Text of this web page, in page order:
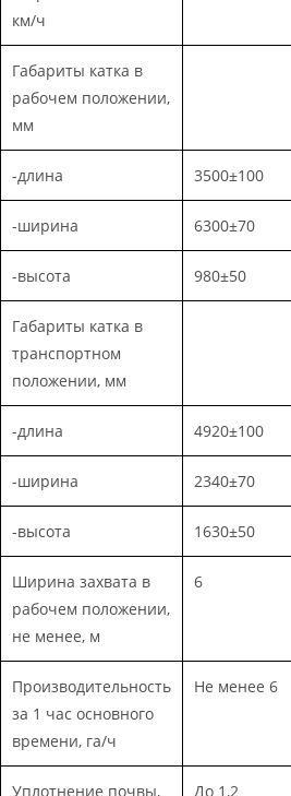
км/ч
Габариты катка в
рабочем положении,
мм
-длина 3500±100
-ширина 6300±70
-высота 980±50
Габариты катка в
транспортном
положении, мм
-длина 4920±100
-ширина 2340±70
-высота 1630±50
Ширина захвата в
рабочем положении,
не менее, м
6
Производительность
за 1 час основного
времени, га/ч
Не менее 6
Уплотнение почвы,
До 1,2